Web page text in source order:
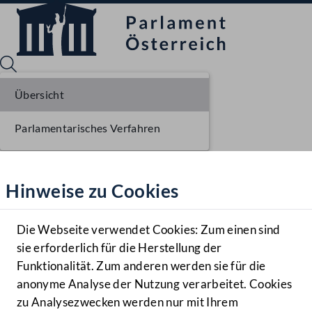
Hilfe
Benutzer
Navigationsmenü öffnen
MENÜ
Hinweise zu Cookies
Die Webseite verwendet Cookies: Zum einen sind
sie erforderlich für die Herstellung der
Funktionalität. Zum anderen werden sie für die
anonyme Analyse der Nutzung verarbeitet. Cookies
zu Analysezwecken werden nur mit Ihrem
Übersicht
Parlamentarisches Verfahren